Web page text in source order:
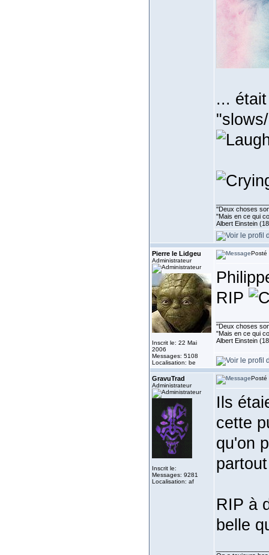
...
''Deux choses
"Mais en ce qui
Albert Einstein
Pierre le Lidgeu
Administrateur
Inscrit le: 22 Mai
2006
Messages: 5108
Localisation: be
Posté
RIP
''Deux choses
"Mais en ce qui
Albert Einstein
GravuTrad
Administrateur
Inscrit le:
Messages: 9281
Localisation: af
Posté
Ils
cette
qu'on
RIP à
belle